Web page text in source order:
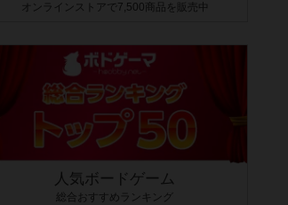
オンラインストアで7,500商品を販売中
人気ボードゲーム
総合おすすめランキング